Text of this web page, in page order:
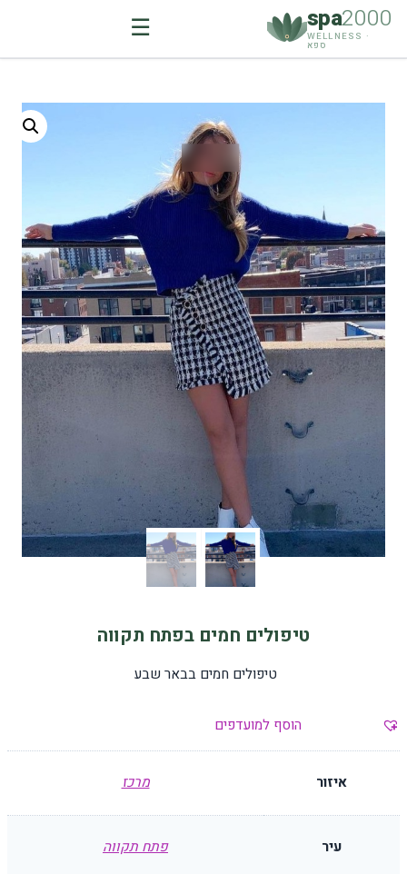
spa2000
WELLNESS ·
ספא ☰
טיפולים חמים בפתח תקווה
טיפולים חמים בבאר שבע
הוסף למועדפים
איזור מרכז
עיר פתח תקווה